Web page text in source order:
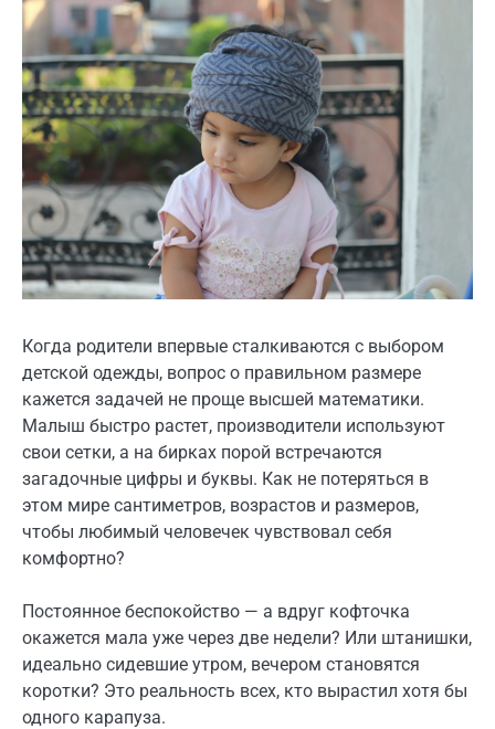
Когда родители впервые сталкиваются с выбором
детской одежды, вопрос о правильном размере
кажется задачей не проще высшей математики.
Малыш быстро растет, производители используют
свои сетки, а на бирках порой встречаются
загадочные цифры и буквы. Как не потеряться в
этом мире сантиметров, возрастов и размеров,
чтобы любимый человечек чувствовал себя
комфортно?
Постоянное беспокойство — а вдруг кофточка
окажется мала уже через две недели? Или штанишки,
идеально сидевшие утром, вечером становятся
коротки? Это реальность всех, кто вырастил хотя бы
одного карапуза.